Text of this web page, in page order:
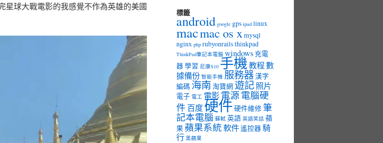
星球大戰電影的我感覺不作為英雄的美國
標籤
android google gps ipad linux
macmac os xmysql
nginx php rubyonrailsthinkpad
ThinkPad筆記本電腦 windows 充電
器學習 尼康S10 手機教程數
據備份 智能手機 服務器漢字
編碼 海南淘寶網 遊記照片
電子 電工 電影電源 電腦硬
件 百度硬件硬件維修 筆
記本電腦 蘇軾 英語 英語笑話 蘋
果 蘋果系統軟件遙控器騎
行 黑蘋果